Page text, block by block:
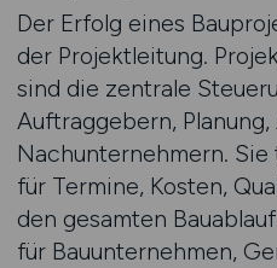
Der Erfolg eines
der Projektleitung.
sind die zentrale
Auftraggebern,
Nachunternehmern.
für Termine, Kosten,
den gesamten
für Bauunternehmen,